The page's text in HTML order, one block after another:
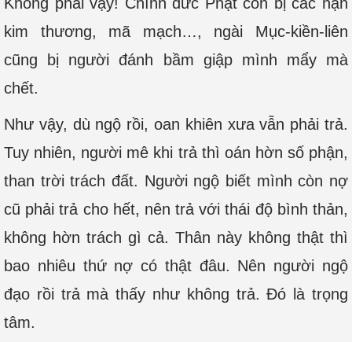
kim thương, mã mạch…, ngài Mục-kiền-liên
cũng bị người đánh bầm giập mình mẩy mà
chết.
Như vậy, dù ngộ rồi, oan khiên xưa vẫn phải trả.
Tuy nhiên, người mê khi trả thì oán hờn số phận,
than trời trách đất. Người ngộ biết mình còn nợ
cũ phải trả cho hết, nên trả với thái độ bình thản,
không hờn trách gì cả. Thân này không thật thì
bao nhiêu thứ nợ có thật đâu. Nên người ngộ
đạo rồi trả mà thấy như không trả. Đó là trọng
tâm.